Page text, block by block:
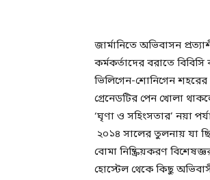
জার্মানিতে অভিবাসন
কর্মকর্তাদের বরাতে
ভিলিগেন-শোনিগেন
গ্রেনেডটির পেন খোলা
‘ঘৃণা ও সহিংসতার’ নয়া
২০১৪ সালের তুলনায় যা
বোমা নিষ্ক্রিয়করণ
হোস্টেল থেকে কিছু